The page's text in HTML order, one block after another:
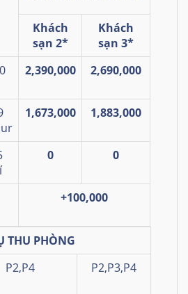
Khách
sạn 2*
Khách
sạn 3*
2,390,000 2,690,000
1,673,000 1,883,000
0 0
+100,000
THU PHÒNG
P2,P4 P2,P3,P4